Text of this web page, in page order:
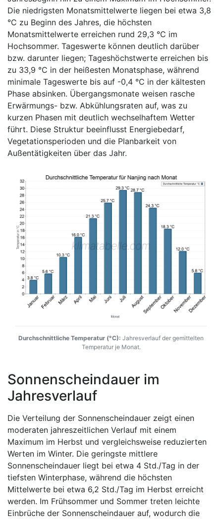
Die niedrigsten Monatsmittelwerte liegen bei etwa 3,8
°C zu Beginn des Jahres, die höchsten
Monatsmittelwerte erreichen rund 29,3 °C im
Hochsommer. Tageswerte können deutlich darüber
bzw. darunter liegen; Tageshöchstwerte erreichen bis
zu 33,9 °C in der heißesten Monatsphase, während
minimale Tageswerte bis auf -0,4 °C in der kältesten
Phase absinken. Übergangsmonate weisen rasche
Erwärmungs- bzw. Abkühlungsraten auf, was zu
kurzen Phasen mit deutlich wechselhaftem Wetter
führt. Diese Struktur beeinflusst Energiebedarf,
Vegetationsperioden und die Planbarkeit von
Außentätigkeiten über das Jahr.
Durchschnittliche Temperatur (°C): Jahresverlauf der gemittelten
Temperatur je Monat.
Sonnenscheindauer im
Jahresverlauf
Die Verteilung der Sonnenscheindauer zeigt einen
moderaten jahreszeitlichen Verlauf mit einem
Maximum im Herbst und vergleichsweise reduzierten
Werten im Winter. Die geringste mittlere
Sonnenscheindauer liegt bei etwa 4 Std./Tag in der
tiefsten Winterphase, während die höchsten
Mittelwerte bei etwa 6,2 Std./Tag im Herbst erreicht
werden. Im Frühsommer und Sommer treten leichte
Einbrüche der Sonnenscheindauer auf, wodurch die